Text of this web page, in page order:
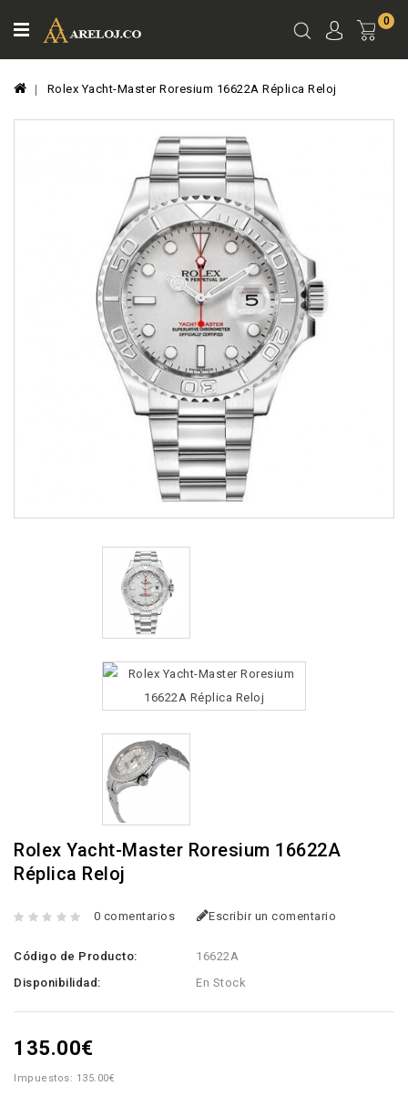
0
Rolex Yacht-Master Roresium 16622A Réplica Reloj
Rolex Yacht-Master Roresium 16622A
Réplica Reloj
0 comentarios Escribir un comentario
Código de Producto:
16622A
Disponibilidad:
En Stock
135.00€
Impuestos: 135.00€